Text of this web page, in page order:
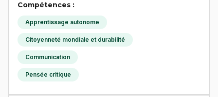
Compétences :
Apprentissage autonome
Citoyenneté mondiale et durabilité
Communication
Pensée critique